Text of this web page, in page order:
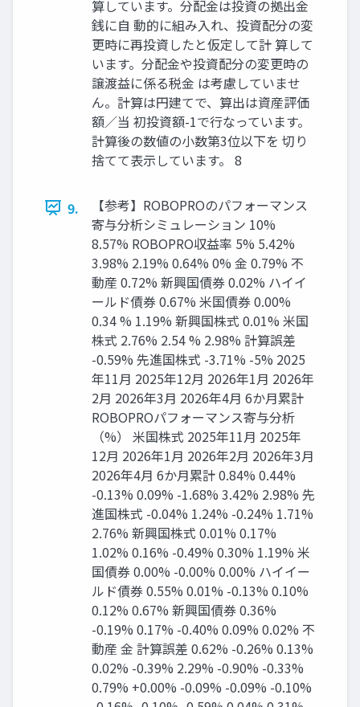
算しています。分配金は投資の拠出金
銭に自 動的に組み入れ、投資配分の変
更時に再投資したと仮定して計 算して
います。分配金や投資配分の変更時の
譲渡益に係る税金 は考慮していませ
ん。計算は円建てで、算出は資産評価
額／当 初投資額-1で行なっています。
計算後の数値の小数第3位以下を 切り
捨てて表示しています。 8
9.
【参考】ROBOPROのパフォーマンス
寄与分析シミュレーション 10%
8.57% ROBOPRO収益率 5% 5.42%
3.98% 2.19% 0.64% 0% 金 0.79% 不
動産 0.72% 新興国債券 0.02% ハイイ
ールド債券 0.67% 米国債券 0.00%
0.34 % 1.19% 新興国株式 0.01% 米国
株式 2.76% 2.54 % 2.98% 計算誤差
-0.59% 先進国株式 -3.71% -5% 2025
年11月 2025年12月 2026年1月 2026年
2月 2026年3月 2026年4月 6か月累計
ROBOPROパフォーマンス寄与分析
（%） 米国株式 2025年11月 2025年
12月 2026年1月 2026年2月 2026年3月
2026年4月 6か月累計 0.84% 0.44%
-0.13% 0.09% -1.68% 3.42% 2.98% 先
進国株式 -0.04% 1.24% -0.24% 1.71%
2.76% 新興国株式 0.01% 0.17%
1.02% 0.16% -0.49% 0.30% 1.19% 米
国債券 0.00% -0.00% 0.00% ハイイー
ルド債券 0.55% 0.01% -0.13% 0.10%
0.12% 0.67% 新興国債券 0.36%
-0.19% 0.17% -0.40% 0.09% 0.02% 不
動産 金 計算誤差 0.62% -0.26% 0.13%
0.02% -0.39% 2.29% -0.90% -0.33%
0.79% +0.00% -0.09% -0.09% -0.10%